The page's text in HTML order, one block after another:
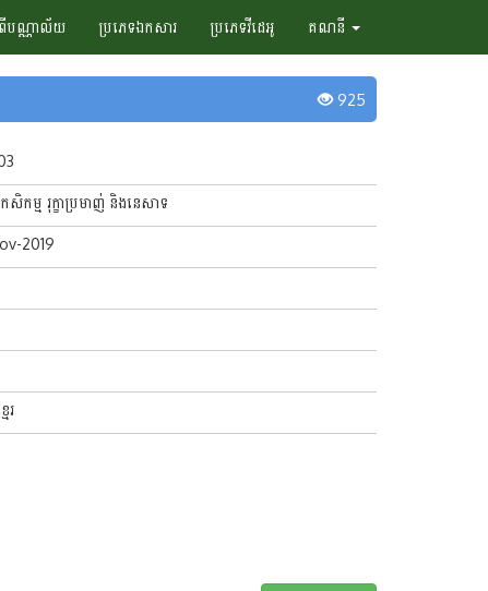
បណ្ណាល័យ ប្រភេទឯកសារ ប្រភេទវីដេអូ គណនី
925
កម្ម រុក្ខាប្រមាញ់ និងនេសាទ
2019
រ